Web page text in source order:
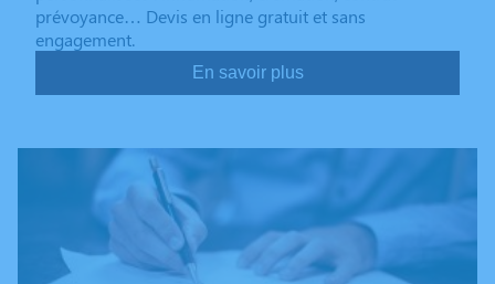
prévoyance… Devis en ligne gratuit et sans
engagement.
En savoir plus